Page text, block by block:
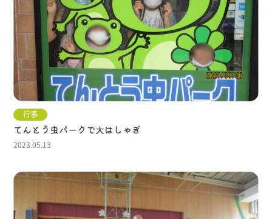
行事
てんとう虫パークで大はしゃぎ
2023.05.13